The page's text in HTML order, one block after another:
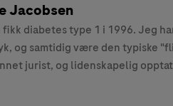
Jacobsen
fikk diabetes type 1 i 1996. Jeg
og samtidig være den typiske
jurist, og lidenskapelig